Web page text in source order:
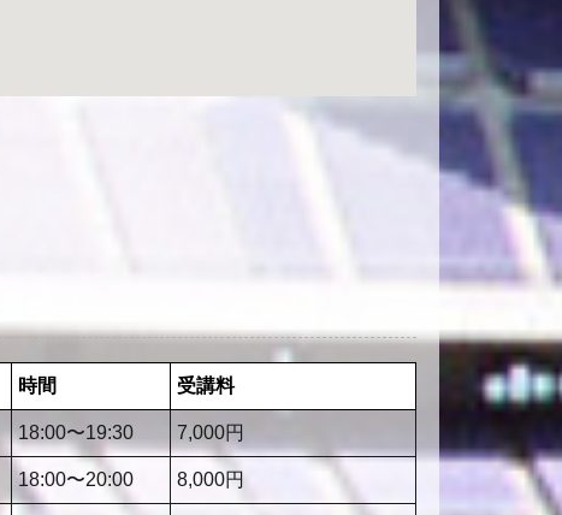
時間 受講料
18:00〜19:30 7,000円
18:00〜20:00 8,000円